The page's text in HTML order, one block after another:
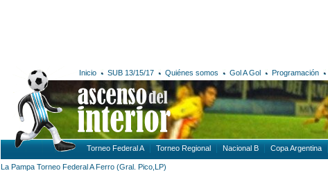
Inicio SUB 13/15/17 Quiénes somos Gol A Gol Programación
Torneo Federal A Torneo Regional Nacional B Copa Argentina
La Pampa Torneo Federal A Ferro (Gral. Pico,LP)